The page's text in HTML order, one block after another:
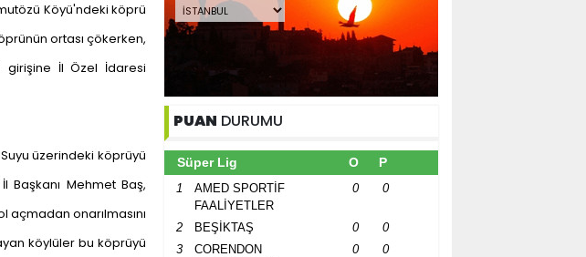
Köyü'ndeki köprü
ortası çökerken,
girişine İl Özel İdaresi
üzerindeki köprüyü
Mehmet Baş,
açmadan onarılmasını
köylüler bu köprüyü
PUAN DURUMU
Süper Lig O P
1
AMED SPORTİF
FAALİYETLER
0 0
2 BEŞİKTAŞ 0
0
3
CORENDON
0 0